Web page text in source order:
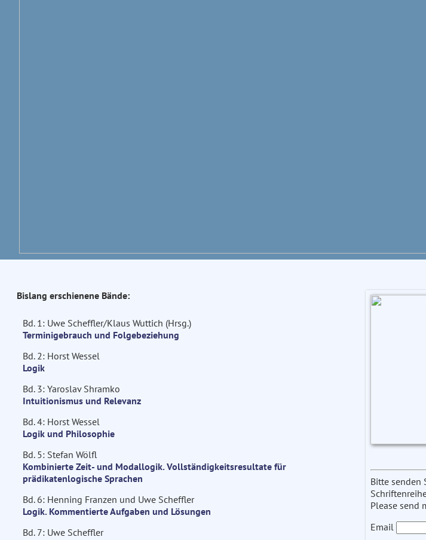
Bitte senden
Please send
Email
Bislang erschienene Bände:
Bd. 1: Uwe Scheffler/Klaus Wuttich (Hrsg.)
Terminigebrauch und Folgebeziehung
Bd. 2: Horst Wessel
Logik
Bd. 3: Yaroslav Shramko
Intuitionismus und Relevanz
Bd. 4: Horst Wessel
Logik und Philosophie
Bd. 5: Stefan Wölfl
Kombinierte Zeit- und Modallogik. Vollständigkeitsresultate für
prädikatenlogische Sprachen
Bd. 6: Henning Franzen und Uwe Scheffler
Logik. Kommentierte Aufgaben und Lösungen
Bd. 7: Uwe Scheffler